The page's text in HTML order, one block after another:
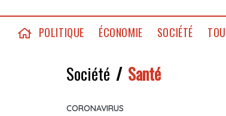
POLITIQUE ÉCONOMIE SOCIÉTÉ
Société Santé
CORONAVIRUS